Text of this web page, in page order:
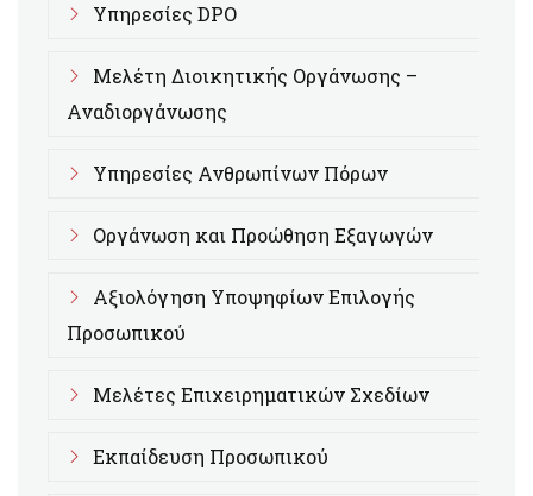
Υπηρεσίες DPO
Μελέτη Διοικητικής Οργάνωσης –
Αναδιοργάνωσης
Υπηρεσίες Ανθρωπίνων Πόρων
Οργάνωση και Προώθηση Εξαγωγών
Αξιολόγηση Υποψηφίων Επιλογής
Προσωπικού
Μελέτες Επιχειρηματικών Σχεδίων
Εκπαίδευση Προσωπικού